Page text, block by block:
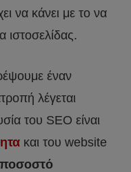
να κάνει με το να
ιστοσελίδας.
έναν
λέγεται
του SEO είναι
και του website
ποσοστό